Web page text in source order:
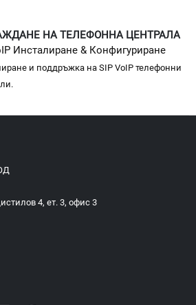
НА ТЕЛЕФОННА ЦЕНТРАЛА
Инсталиране & Конфигуриране
и поддръжка на SIP VoIP телефонни
4, ет. 3, офис 3